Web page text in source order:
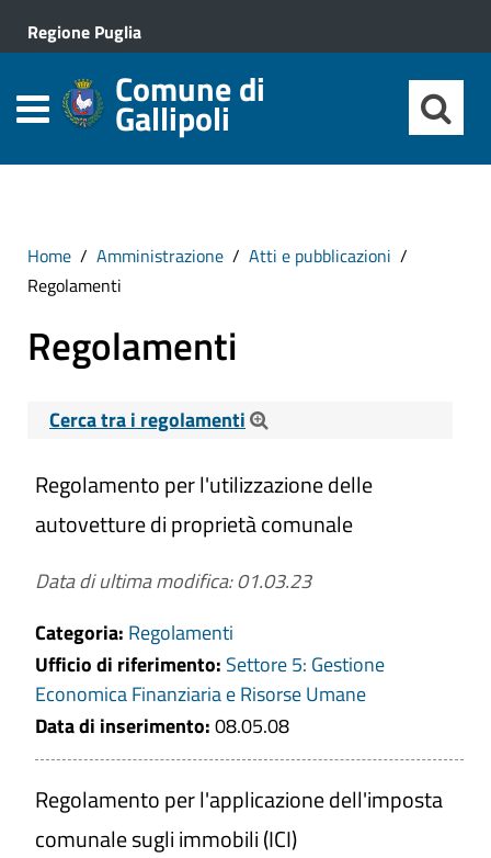
Regione Puglia
Comune di
Gallipoli
Home Amministrazione
Atti e pubblicazioni
Regolamenti
Regolamenti
Cerca tra i regolamenti
Cerca tra i Regolamenti
Titolo
Anno di riferimento
CERCA
Regolamento per l'utilizzazione delle
autovetture di proprietà comunale
Data di ultima modifica: 01.03.23
Categoria: Regolamenti
Ufficio di riferimento: Settore 5: Gestione
Economica Finanziaria e Risorse Umane
Data di inserimento:08.05.08
Regolamento per l'applicazione dell'imposta
comunale sugli immobili (ICI)